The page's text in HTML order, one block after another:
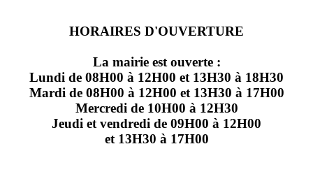
HORAIRES D'OUVERTURE
La mairie est ouverte :
Lundi de 08H00 à 12H00 et 13H30 à 18H30
Mardi de 08H00 à 12H00 et 13H30 à 17H00
Mercredi de 10H00 à 12H30
Jeudi et vendredi de 09H00 à 12H00
et 13H30 à 17H00